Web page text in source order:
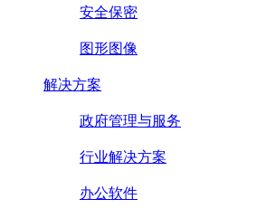
安全保密
图形图像
解决方案
政府管理与服务
行业解决方案
办公软件